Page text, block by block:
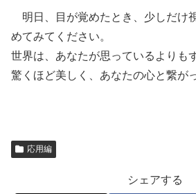
明日、目が覚めたとき、少しだけ
めてみてください。
世界は、あなたが思っているよりも
驚くほど美しく、あなたの心と繋が
応用編
シェアする